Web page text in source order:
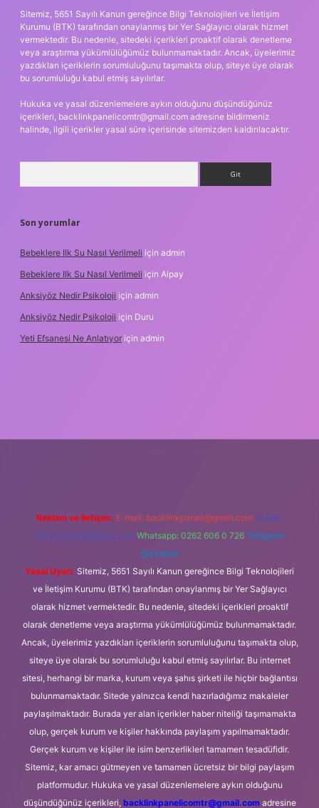
Sitemiz, 5651 Sayılı Kanun gereğince Bilgi Teknolojileri ve İletişim
Kurumu (BTK) tarafından onaylanmış bir Yer Sağlayıcı olarak hizmet
vermektedir. Bu nedenle, sitedeki içerikleri proaktif olarak denetleme
veya araştırma yükümlülüğümüz bulunmamaktadır. Ancak, üyelerimiz
yazdıkları içeriklerin sorumluluğunu taşımakta olup, siteye üye olarak
bu sorumluluğu kabul etmiş sayılırlar.
Hukuka ve yasal düzenlemelere aykırı olduğunu düşündüğünüz
içerikleri, backlinkpanelicomtr@gmail.com adresine bildirmeniz
halinde, ilgili içerikler yasal süre içerisinde sitemizden kaldırılacaktır.
Son yorumlar
Bebeklere Ilk Su Nasıl Verilmeli için admin
Bebeklere Ilk Su Nasıl Verilmeli için Alpay
Anksiyöz Nedir Psikoloji için admin
Anksiyöz Nedir Psikoloji için Duru
Yeti Efsanesi Ne Anlatıyor için admin
Reklam ve İletişim: E-mail: backlinkpaneli@gmail.com Teams:
forumhizmeti@gmail.com Whatsapp: 0262 606 0 726 Telegram:
@karabul
Yasal Uyarı: Sitemiz, 5651 Sayılı Kanun gereğince Bilgi Teknolojileri
ve İletişim Kurumu (BTK) tarafından onaylanmış bir Yer Sağlayıcı
olarak hizmet vermektedir. Bu nedenle, sitedeki içerikleri proaktif
olarak denetleme veya araştırma yükümlülüğümüz bulunmamaktadır.
Ancak, üyelerimiz yazdıkları içeriklerin sorumluluğunu taşımakta olup,
siteye üye olarak bu sorumluluğu kabul etmiş sayılırlar. Bu internet
sitesi, herhangi bir marka, kurum veya şahıs şirketi ile hiçbir bağlantısı
bulunmamaktadır. Sitede yalnızca kendi hazırladığımız makaleler
paylaşılmaktadır. Burada yer alan içerikler haber niteliği taşımamakta
olup, gerçek kurum ve kişiler hakkında paylaşım yapılmamaktadır.
Gerçek kurum ve kişiler ile isim benzerlikleri tamamen tesadüfidir.
Sitemiz, kar amacı gütmeyen ve tamamen ücretsiz bir bilgi paylaşım
platformudur. Hukuka ve yasal düzenlemelere aykırı olduğunu
düşündüğünüz içerikleri, backlinkpanelicomtr@gmail.comadresine